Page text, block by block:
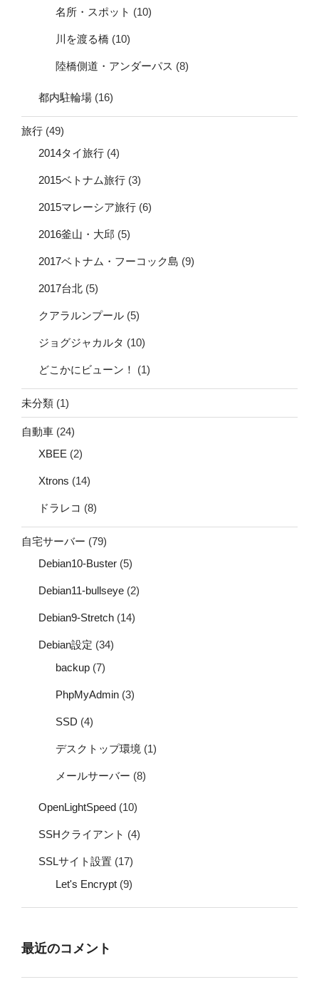
名所・スポット (10)
川を渡る橋 (10)
陸橋側道・アンダーパス (8)
都内駐輪場 (16)
旅行 (49)
2014タイ旅行 (4)
2015ベトナム旅行 (3)
2015マレーシア旅行 (6)
2016釜山・大邱 (5)
2017ベトナム・フーコック島 (9)
2017台北 (5)
クアラルンプール (5)
ジョグジャカルタ (10)
どこかにビューン！ (1)
未分類 (1)
自動車 (24)
XBEE (2)
Xtrons (14)
ドラレコ (8)
自宅サーバー (79)
Debian10-Buster (5)
Debian11-bullseye (2)
Debian9-Stretch (14)
Debian設定 (34)
backup (7)
PhpMyAdmin (3)
SSD (4)
デスクトップ環境 (1)
メールサーバー (8)
OpenLightSpeed (10)
SSHクライアント (4)
SSLサイト設置 (17)
Let's Encrypt (9)
最近のコメント